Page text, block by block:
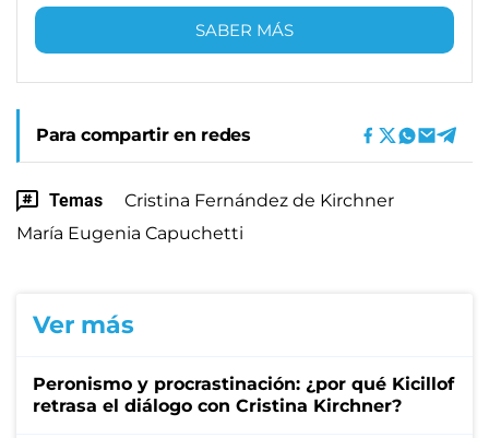
SABER MÁS
Para compartir en redes
Temas
Cristina Fernández de Kirchner
María Eugenia Capuchetti
Ver más
Peronismo y procrastinación: ¿por qué Kicillof
retrasa el diálogo con Cristina Kirchner?